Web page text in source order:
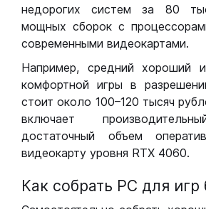
недорогих систем за 80
мощных сборок с
современными видеокартами.
Например, средний хороший
комфортной игры в
стоит около 100–120 тысяч
включает
достаточный объем
видеокарту уровня RTX 4060.
Как собрать РС для